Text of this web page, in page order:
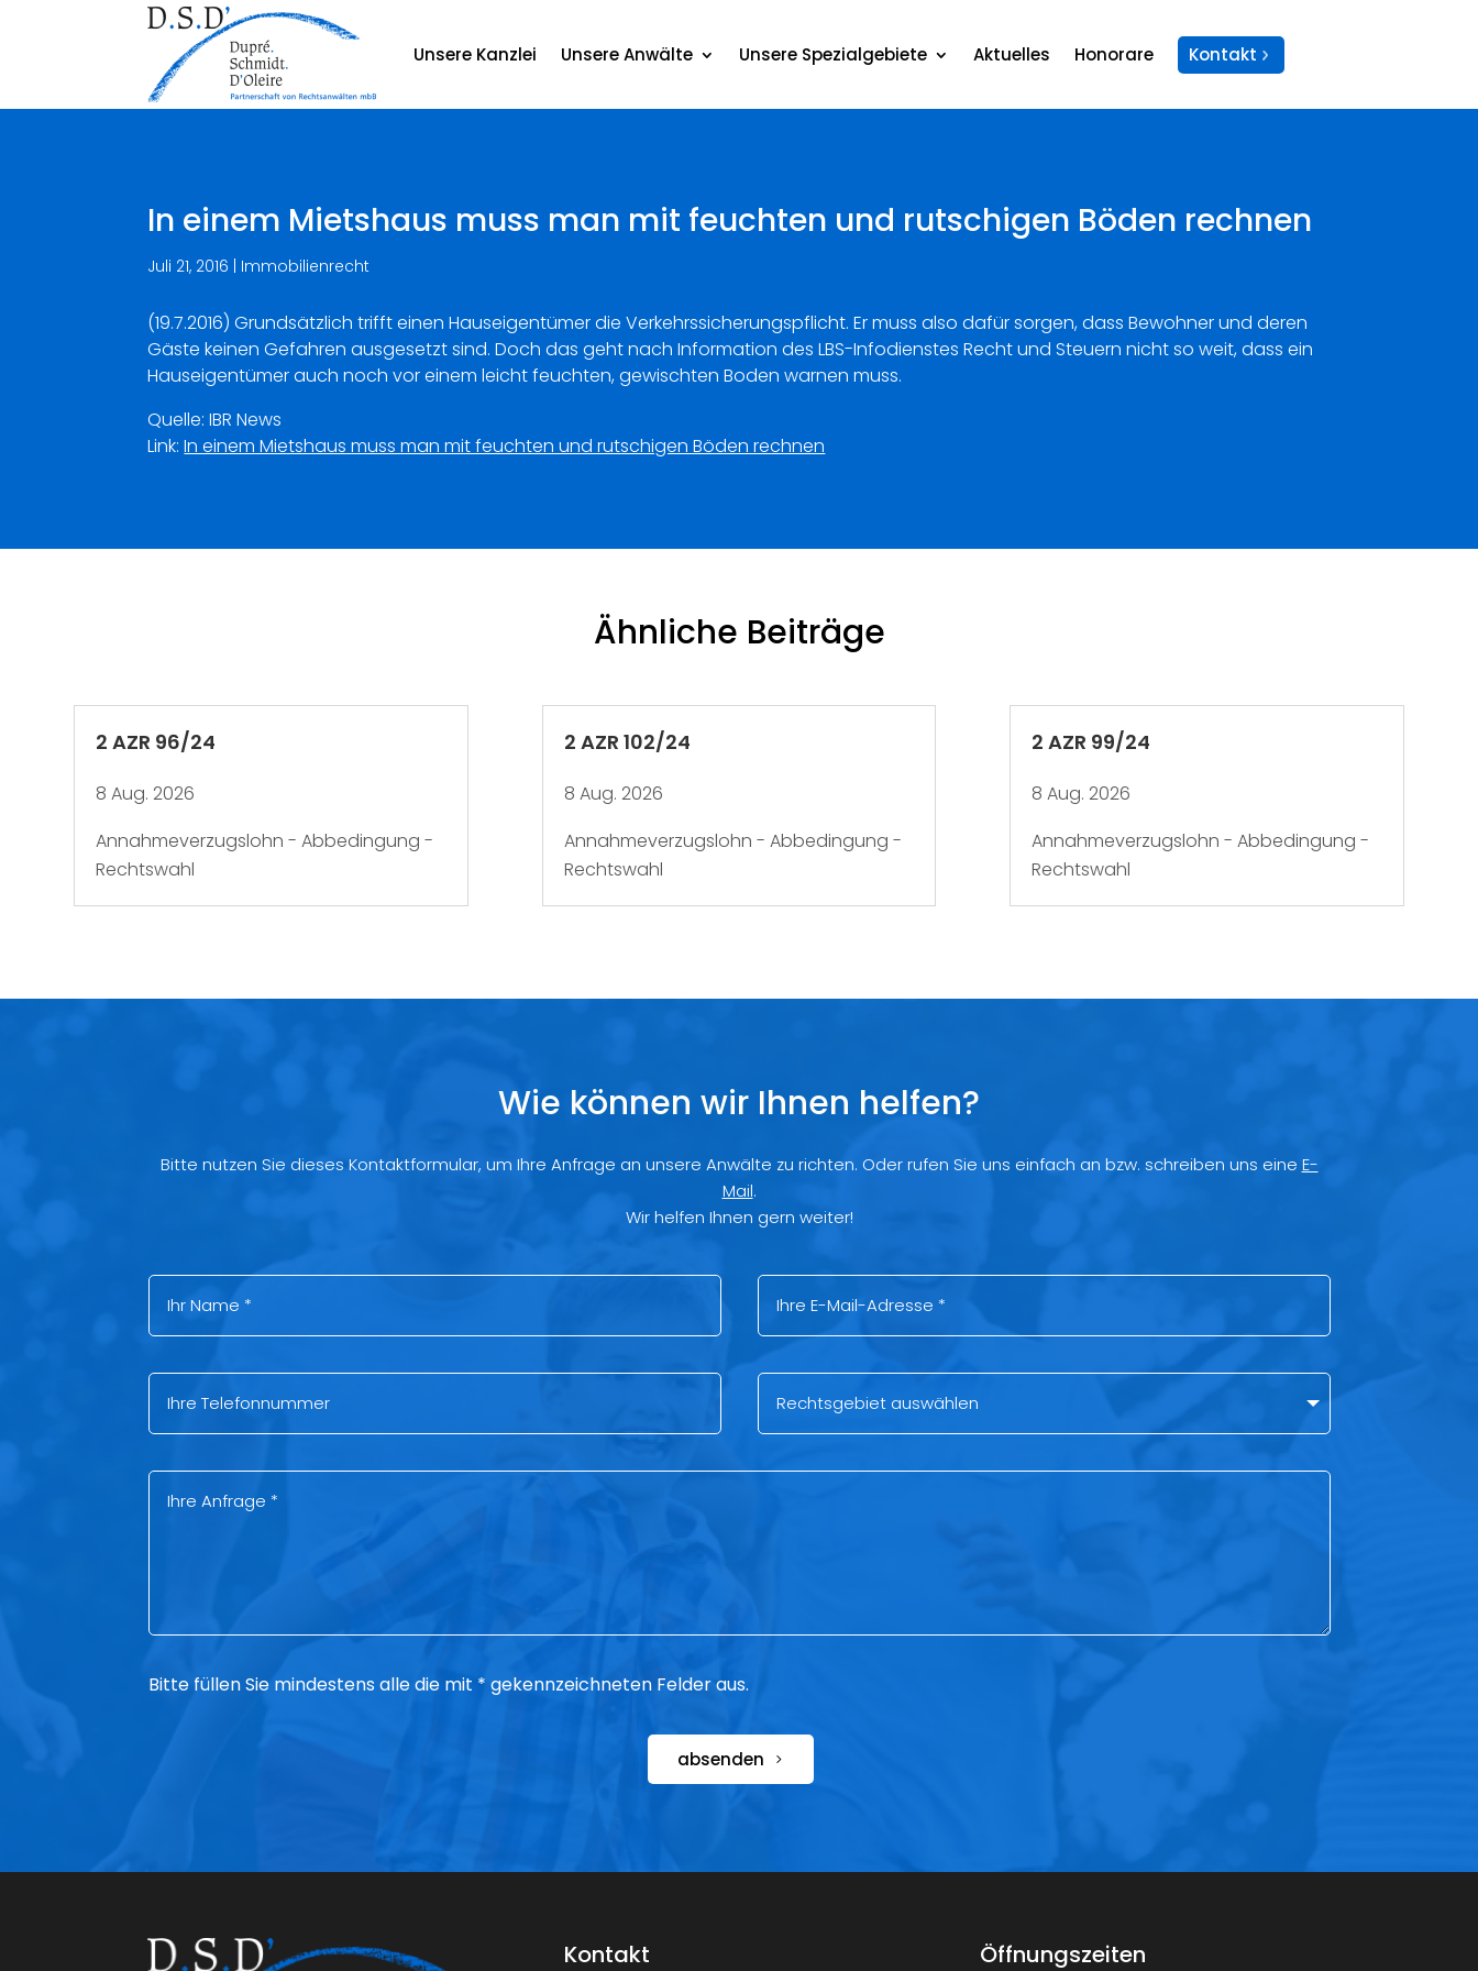
Unsere Kanzlei Unsere Anwälte Unsere Spezialgebiete Aktuelles Honorare Kontakt
In einem Mietshaus muss man mit feuchten und rutschigen Böden rechnen
Juli 21, 2016 | Immobilienrecht
(19.7.2016) Grundsätzlich trifft einen Hauseigentümer die Verkehrssicherungspflicht. Er muss also dafür sorgen, dass Bewohner und deren
Gäste keinen Gefahren ausge­setzt sind. Doch das geht nach Information des LBS-Infodienstes Recht und Steuern nicht so weit, dass ein
Hauseigentümer auch noch vor einem leicht feuchten, ge­wischten Boden warnen muss.
Quelle: IBR News
Link:In einem Mietshaus muss man mit feuchten und rutschigen Böden rechnen
Ähnliche Beiträge
2 AZR 96/24
8 Aug. 2026
Annahmeverzugslohn - Abbedingung -
Rechtswahl
2 AZR 102/24
8 Aug. 2026
Annahmeverzugslohn - Abbedingung -
Rechtswahl
2 AZR 99/24
8 Aug. 2026
Annahmeverzugslohn - Abbedingung -
Rechtswahl
Wie können wir Ihnen helfen?
Bitte nutzen Sie dieses Kontaktformular, um Ihre Anfrage an unsere Anwälte zu richten. Oder rufen Sie uns einfach an bzw. schreiben uns eine E-
Mail.
Wir helfen Ihnen gern weiter!
Bitte füllen Sie mindestens alle die mit * gekennzeichneten Felder aus.
absenden
Kontakt Öffnungszeiten